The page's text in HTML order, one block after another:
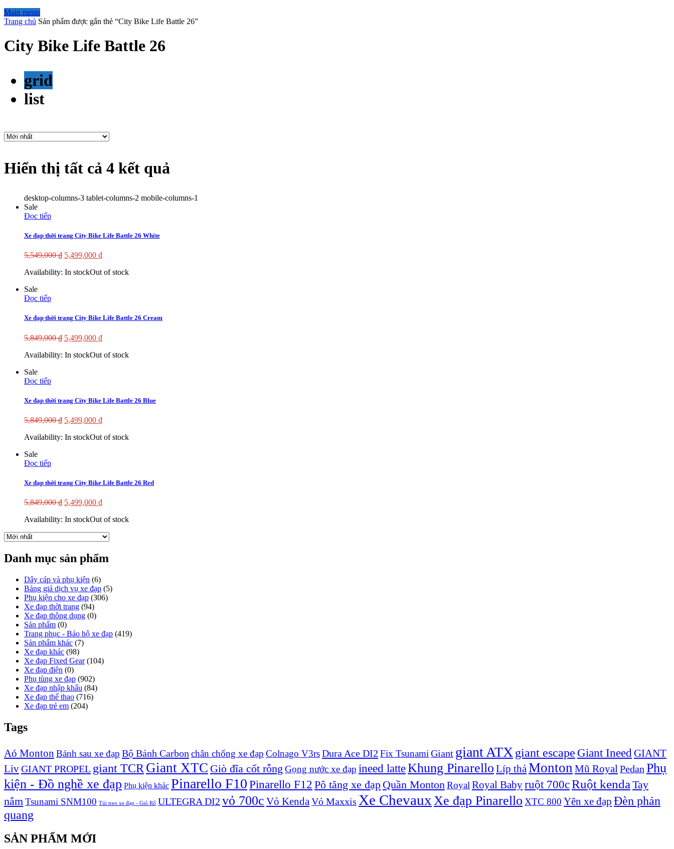
Main menu
Trang chủ Sản phẩm được gắn thẻ “City Bike Life Battle 26”
City Bike Life Battle 26
grid
list
Hiển thị tất cả 4 kết quả
desktop-columns-3 tablet-columns-2 mobile-columns-1
Sale
Đọc tiếp
Xe đạp thời trang City Bike Life Battle 26 White
5,549,000₫ 5,499,000 ₫
Availability: In stockOut of stock
Sale
Đọc tiếp
Xe đạp thời trang City Bike Life Battle 26 Cream
5,849,000₫ 5,499,000 ₫
Availability: In stockOut of stock
Sale
Đọc tiếp
Xe đạp thời trang City Bike Life Battle 26 Blue
5,849,000₫ 5,499,000 ₫
Availability: In stockOut of stock
Sale
Đọc tiếp
Xe đạp thời trang City Bike Life Battle 26 Red
5,849,000₫ 5,499,000 ₫
Availability: In stockOut of stock
Danh mục sản phẩm
Dây cáp và phụ kiện (6)
Bảng giá dịch vụ xe đạp (5)
Phụ kiện cho xe đạp (306)
Xe đạp thời trang (94)
Xe đạp thông dụng (0)
Sản phẩm (0)
Trang phục - Bảo hộ xe đạp (419)
Sản phẩm khác (7)
Xe đạp khác (98)
Xe đạp Fixed Gear (104)
Xe đạp điện (0)
Phụ tùng xe đạp (902)
Xe đạp nhập khẩu (84)
Xe đạp thể thao (716)
Xe đạp trẻ em (204)
Tags
Aó Monton Bánh sau xe đạp Bộ Bánh Carbon chân chống xe đạp Colnago V3rsDura Ace DI2 Fix Tsunami Giant giant ATX giant escape Giant Ineed GIANT
LivGIANT PROPEL giant TCR Giant XTC Giò đĩa cốt rỗng Gọng nước xe đạp ineed latteKhung Pinarello Líp thảMonton Mũ Royal Pedan Phụ
kiện - Đồ nghề xe đạp Phụ kiện khác Pinarello F10Pinarello F12 Pô tăng xe đạp Quần MontonRoyal Royal Babyruột 700cRuột kendaTay
nắmTsunami SNM100 Túi treo xe đạp - Giỏ Rổ ULTEGRA DI2 vỏ 700c Vỏ KendaVỏ Maxxis Xe ChevauxXe đạp Pinarello XTC 800 Yên xe đạp Đèn phản
quang
SẢN PHẨM MỚI